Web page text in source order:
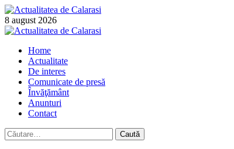
Skip
to
content
8 august 2026
Primary
Home
Actualitate
De interes
Comunicate de presă
Învăţământ
Anunturi
Contact
Caută
după: